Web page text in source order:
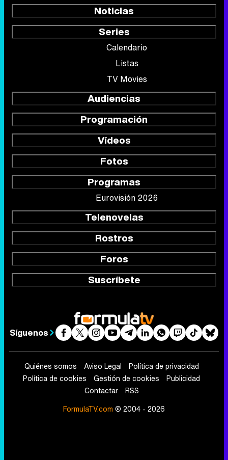
Noticias
Series
Calendario
Listas
TV Movies
Audiencias
Programación
Vídeos
Fotos
Programas
Eurovisión 2026
Telenovelas
Rostros
Foros
Suscríbete
Síguenos
Quiénes somos Aviso Legal
Política de privacidad
Política de cookies
Gestión de cookies
Publicidad
Contactar
RSS
FormulaTV.com © 2004 - 2026